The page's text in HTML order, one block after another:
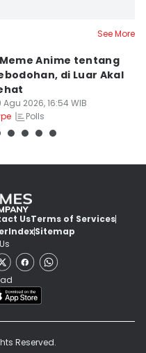
See More
Anime tentang
di Luar Akal
Agu 2026, 16:54 WIB
Polls
UsTerms of Services
IndexSitemap
Reserved.